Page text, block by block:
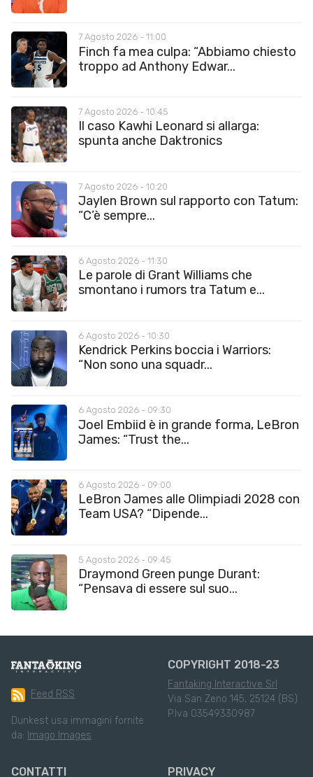
7 Agosto 2026 - 11:00
Finch fa mea culpa: “Abbiamo chiesto
troppo ad Anthony Edwar...
7 Agosto 2026 - 10:45
Il caso Kawhi Leonard si allarga:
spunta anche Daktronics
7 Agosto 2026 - 10:20
Jaylen Brown sul rapporto con Tatum:
“C’è sempre...
6 Agosto 2026 - 11:30
Le parole di Grant Williams che
smontano i rumors tra Tatum e...
6 Agosto 2026 - 10:30
Kendrick Perkins boccia i Warriors:
“Non sono una squadr...
6 Agosto 2026 - 09:30
Joel Embiid è in grande forma, LeBron
James: “Trust the...
6 Agosto 2026 - 09:00
LeBron James alle Olimpiadi 2028 con
Team USA? “Dipende...
5 Agosto 2026 - 09:45
Draymond Green punge Durant:
“Pensava di essere sul suo...
Feed RSS
Dunkest usa immagini fornite
da: Imago Images
COPYRIGHT 2018-23
Fantaking Interactive Srl
Via San Zeno 145, 25124 (BS)
P.Iva 03549330987
CONTATTI PRIVACY